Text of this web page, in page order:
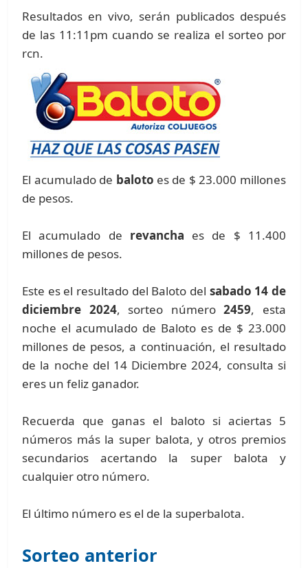
Resultados en vivo, serán publicados después
de las 11:11pm cuando se realiza el sorteo por
rcn.
El acumulado de baloto es de $ 23.000 millones
de pesos.
El acumulado de revancha es de $ 11.400
millones de pesos.
Este es el resultado del Baloto del sabado 14 de
diciembre 2024, sorteo número2459, esta
noche el acumulado de Baloto es de $ 23.000
millones de pesos, a continuación, el resultado
de la noche del 14 Diciembre 2024, consulta si
eres un feliz ganador.
Recuerda que ganas el baloto si aciertas 5
números más la super balota, y otros premios
secundarios acertando la super balota y
cualquier otro número.
El último número es el de la superbalota.
Sorteo anterior